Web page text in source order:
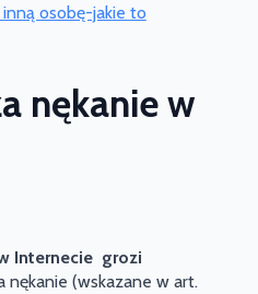
osobę-jakie to
nękanie w
Internecie grozi
nękanie (wskazane w art.